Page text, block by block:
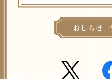
おしらせ